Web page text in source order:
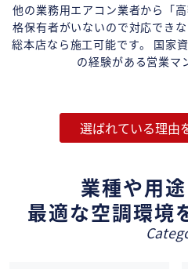
他の業務用エアコン業者から「
格保有者がいないので対応でき
総本店なら施工可能です。 国家
の経験がある営業マ
選ばれている理由
業種や用
最適な空調環境